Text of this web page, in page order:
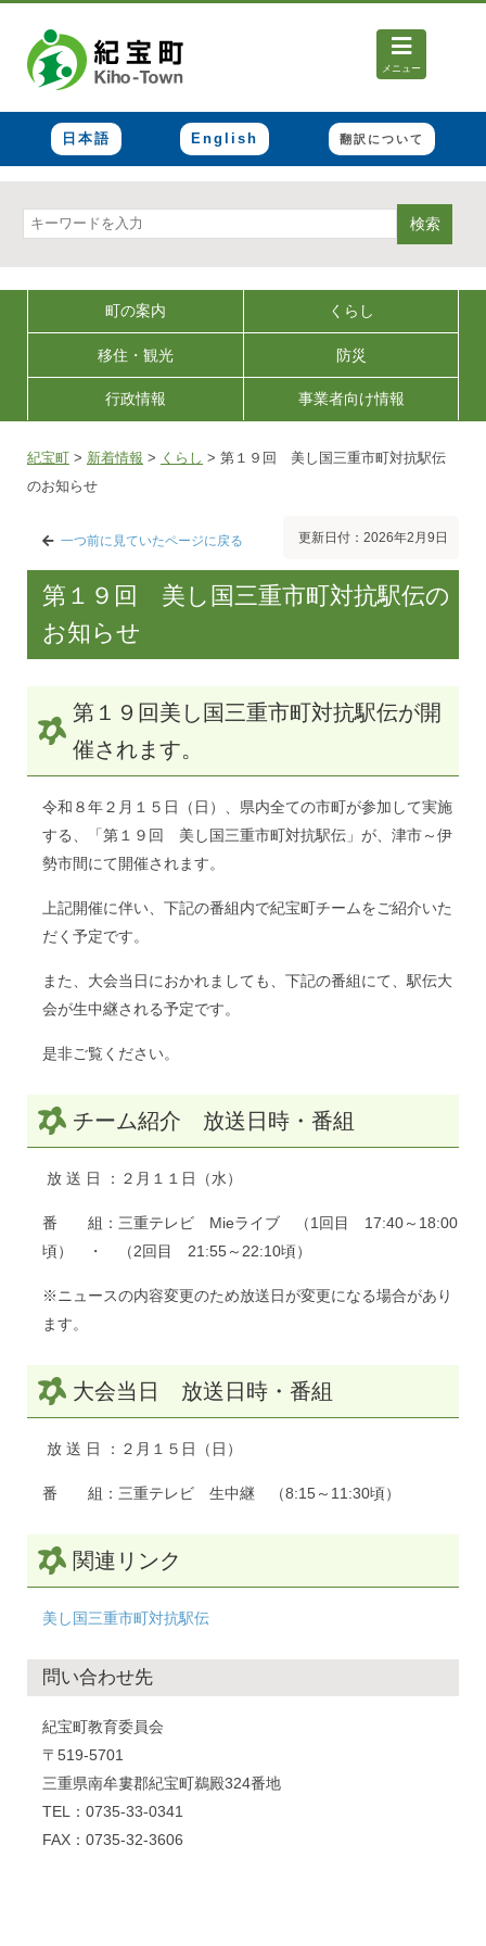
メニュー
日本語 English 翻訳について
検索
町の案内 くらし
移住・観光 防災
行政情報 事業者向け情報
紀宝町 > 新着情報 > くらし > 第１９回 美し国三重市町対抗駅伝
のお知らせ
一つ前に見ていたページに戻る 更新日付：2026年2月9日
第１９回 美し国三重市町対抗駅伝の
お知らせ
第１９回美し国三重市町対抗駅伝が開
催されます。
令和８年２月１５日（日）、県内全ての市町が参加して実施
する、「第１９回 美し国三重市町対抗駅伝」が、津市～伊
勢市間にて開催されます。
上記開催に伴い、下記の番組内で紀宝町チームをご紹介いた
だく予定です。
また、大会当日におかれましても、下記の番組にて、駅伝大
会が生中継される予定です。
是非ご覧ください。
チーム紹介 放送日時・番組
放 送 日 ：２月１１日（水）
番 組：三重テレビ Mieライブ （1回目 17:40～18:00
頃） ・ （2回目 21:55～22:10頃）
※ニュースの内容変更のため放送日が変更になる場合があり
ます。
大会当日 放送日時・番組
放 送 日 ：２月１５日（日）
番 組：三重テレビ 生中継 （8:15～11:30頃）
関連リンク
美し国三重市町対抗駅伝
問い合わせ先
紀宝町教育委員会
〒519-5701
三重県南牟婁郡紀宝町鵜殿324番地
TEL：0735-33-0341
FAX：0735-32-3606